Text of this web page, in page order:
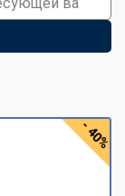
- 40%